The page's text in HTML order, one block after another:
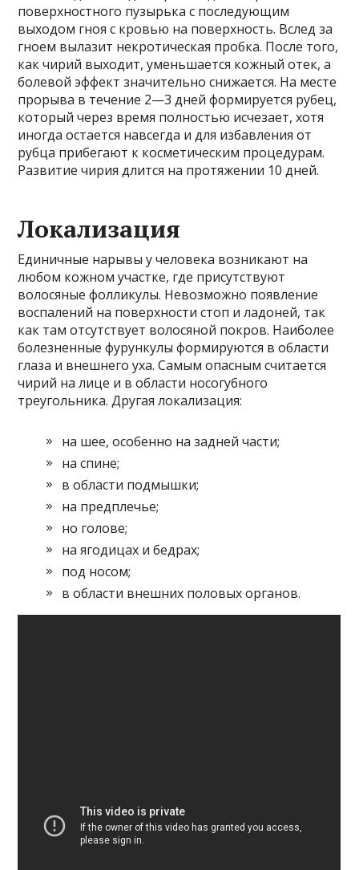
поверхностного пузырька с последующим
выходом гноя с кровью на поверхность. Вслед за
гноем вылазит некротическая пробка. После того,
как чирий выходит, уменьшается кожный отек, а
болевой эффект значительно снижается. На месте
прорыва в течение 2—3 дней формируется рубец,
который через время полностью исчезает, хотя
иногда остается навсегда и для избавления от
рубца прибегают к косметическим процедурам.
Развитие чирия длится на протяжении 10 дней.
Локализация
Единичные нарывы у человека возникают на
любом кожном участке, где присутствуют
волосяные фолликулы. Невозможно появление
воспалений на поверхности стоп и ладоней, так
как там отсутствует волосяной покров. Наиболее
болезненные фурункулы формируются в области
глаза и внешнего уха. Самым опасным считается
чирий на лице и в области носогубного
треугольника. Другая локализация:
на шее, особенно на задней части;
на спине;
в области подмышки;
на предплечье;
но голове;
на ягодицах и бедрах;
под носом;
в области внешних половых органов.